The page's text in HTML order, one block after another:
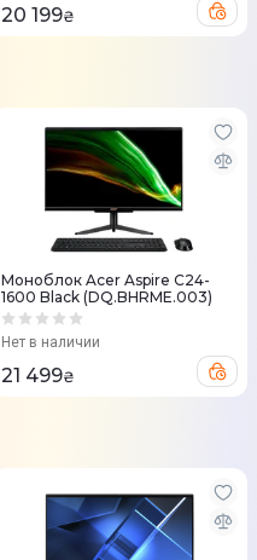
20 199₴
Моноблок Acer Aspire C24-
1600 Black (DQ.BHRME.003)
Нет в наличии
21 499₴